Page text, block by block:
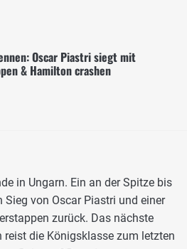
Oscar Piastri siegt mit
& Hamilton crashen
in Ungarn. Ein an der Spitze bis
von Oscar Piastri und einer
zurück. Das nächste
die Königsklasse zum letzten